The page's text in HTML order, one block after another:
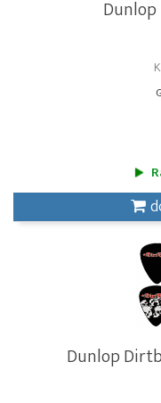
Dunlop